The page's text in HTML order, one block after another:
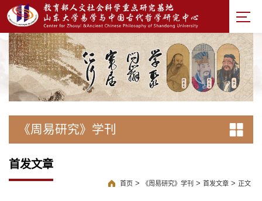
《周易研究》学刊
首发文章
首页 > 《周易研究》学刊 > 首发文章 > 正文